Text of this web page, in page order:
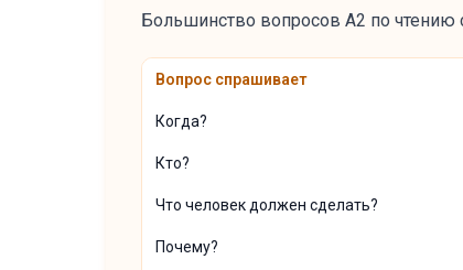
Большинство вопросов A2 по чтению
Вопрос спрашивает
Когда?
Кто?
Что человек должен сделать?
Почему?